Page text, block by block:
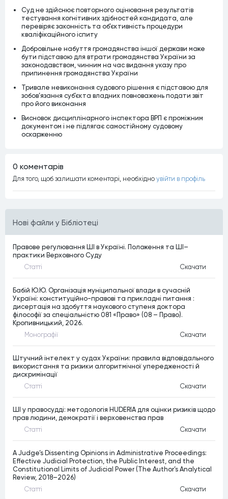
Нові файли у Бібліотеці
Правове регулювання ШІ в Україні. Положення та ШІ–
практики Верховного Суду
Статтi Скачати
Бабій Ю.Ю. Організація муніципальної влади в сучасній
Україні: конституційно-правові та прикладні питання :
дисертація на здобуття наукового ступеня доктора
філософії за спеціальністю 081 «Право» (08 – Право).
Кропивницький, 2026.
Монографiї Скачати
Штучний інтелект у судах України: правила відповідального
використання та ризики алгоритмічної упередженості й
дискримінації
Статтi Скачати
ШІ у правосудді: методологія HUDERIA для оцінки ризиків щодо
прав людини, демократії і верховенства прав
Статтi Скачати
A Judge’s Dissenting Opinions in Administrative Proceedings:
Effective Judicial Protection, the Public Interest, and the
Constitutional Limits of Judicial Power (The Author’s Analytical
Review, 2018–2026)
Статтi Скачати
Суд не здійснює повторного оцінювання результатів
тестування когнітивних здібностей кандидата, але
перевіряє законність та об’єктивність процедури
кваліфікаційного іспиту
Добровільне набуття громадянства іншої держави може
бути підставою для втрати громадянства України за
законодавством, чинним на час видання указу про
припинення громадянства України
Тривале невиконання судового рішення є підставою для
зобов’язання суб’єкта владних повноважень подати звіт
про його виконання
Висновок дисциплінарного інспектора ВРП є проміжним
документом і не підлягає самостійному судовому
оскарженню
0 коментарiв
Для того, щоб залишати коментарi, необхiдно увiйти в профiль